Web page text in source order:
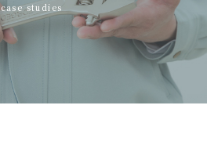
case studies